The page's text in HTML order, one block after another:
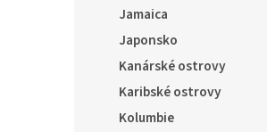
Jamaica
Japonsko
Kanárské ostrovy
Karibské ostrovy
Kolumbie